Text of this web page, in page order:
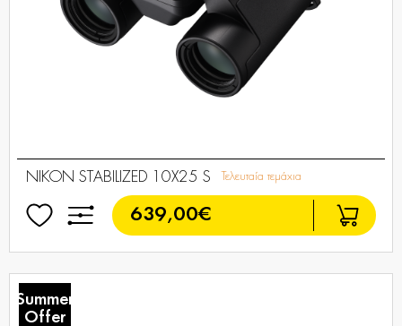
NIKON STABILIZED 10X25 S Τελευταία τεμάχια
639,00€
Summer
Offer